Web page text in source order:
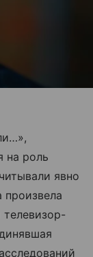
на роль
явно
произвела